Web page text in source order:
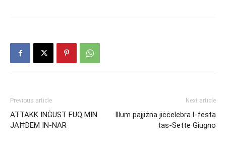
Previous article
ATTAKK INĠUST FUQ MIN
JAĦDEM IN-NAR
Next article
Illum pajjiżna jiċċelebra l-festa
tas-Sette Giugno